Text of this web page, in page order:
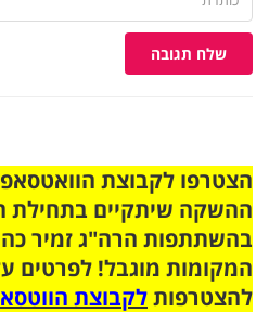
שלח תגובה
ההשקה שיתקיים בתחילת
בהשתתפות הרה"ג זמיר
המקומות מוגבל! לפרטים
להצטרפותלקבוצת